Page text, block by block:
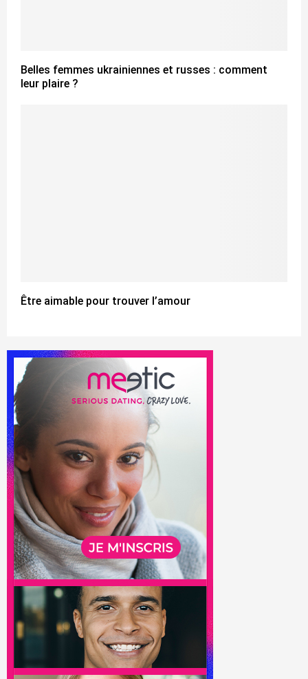
Belles femmes ukrainiennes et russes : comment
leur plaire ?
Être aimable pour trouver l’amour